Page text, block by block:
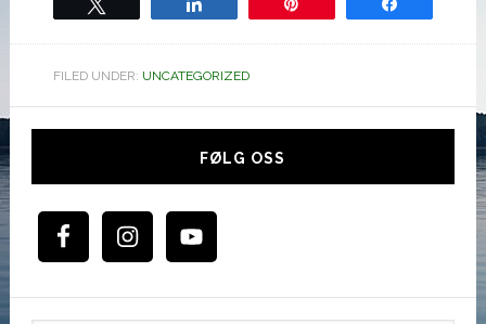
FILED UNDER: UNCATEGORIZED
Hoved
sidebar
FØLG OSS